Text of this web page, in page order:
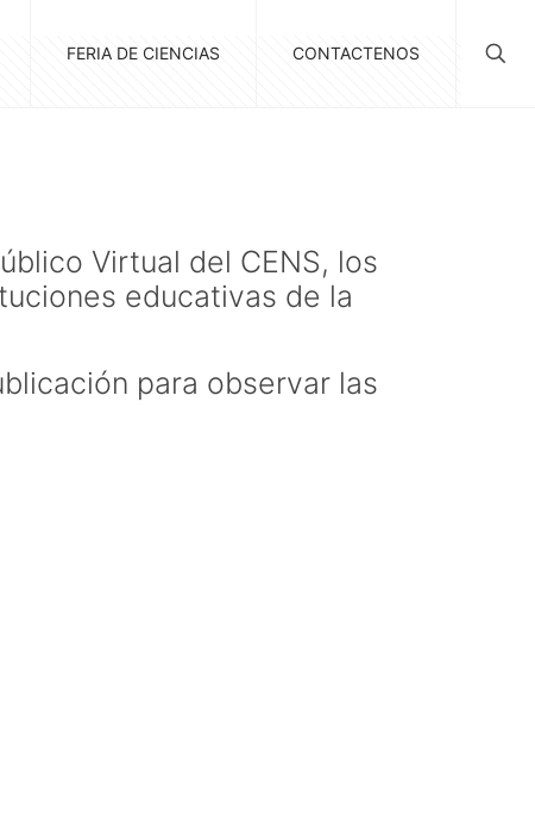
FERIA DE CIENCIAS CONTACTENOS
Virtual del CENS, los
educativas de la
para observar las